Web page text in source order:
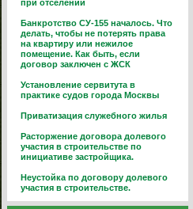
при отселении
Банкротство СУ-155 началось. Что
делать, чтобы не потерять права
на квартиру или нежилое
помещение. Как быть, если
договор заключен с ЖСК
Установление сервитута в
практике судов города Москвы
Приватизация служебного жилья
Расторжение договора долевого
участия в строительстве по
инициативе застройщика.
Неустойка по договору долевого
участия в строительстве.